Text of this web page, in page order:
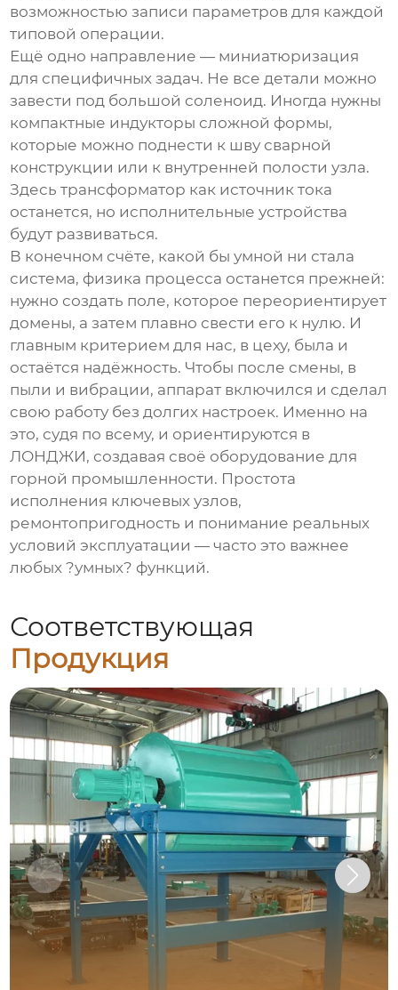
возможностью записи параметров для каждой
типовой операции.
Ещё одно направление — миниатюризация
для специфичных задач. Не все детали можно
завести под большой соленоид. Иногда нужны
компактные индукторы сложной формы,
которые можно поднести к шву сварной
конструкции или к внутренней полости узла.
Здесь трансформатор как источник тока
останется, но исполнительные устройства
будут развиваться.
В конечном счёте, какой бы умной ни стала
система, физика процесса останется прежней:
нужно создать поле, которое переориентирует
домены, а затем плавно свести его к нулю. И
главным критерием для нас, в цеху, была и
остаётся надёжность. Чтобы после смены, в
пыли и вибрации, аппарат включился и сделал
свою работу без долгих настроек. Именно на
это, судя по всему, и ориентируются в
ЛОНДЖИ, создавая своё оборудование для
горной промышленности. Простота
исполнения ключевых узлов,
ремонтопригодность и понимание реальных
условий эксплуатации — часто это важнее
любых ?умных? функций.
Соответствующая
Продукция